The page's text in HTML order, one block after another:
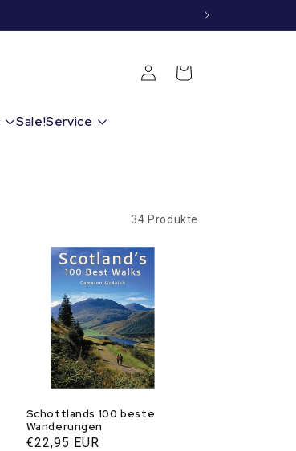
Sale!Service
EinloggenWarenkorb
34 Produkte
Schottlands 100 beste
Wanderungen
Normaler
€22,95 EUR